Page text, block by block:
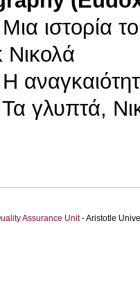
ιστορία
γλυπτά,
Assurance Unit- Aristotle